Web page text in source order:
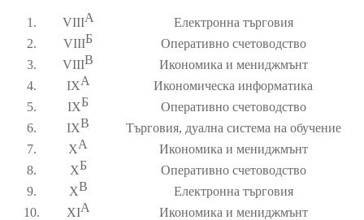
1. VIIIА
Електронна търговия
2.
VIIIБ
Оперативно счетоводство
3.
VIIIВ
Икономика и мениджмънт
4.
IXА
Икономическа информатика
5.
IXБ
Оперативно счетоводство
6.
IXВ
Търговия, дуална система на обучение
7.
XА
Икономика и мениджмънт
8.
XБ
Оперативно счетоводство
9.
XВ
Електронна търговия
10.
XIА
Икономика и мениджмънт